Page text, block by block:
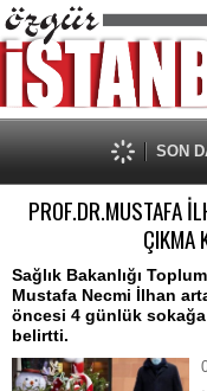
SON
PROF.DR.MUSTAFA
ÇIKMA
Sağlık Bakanlığı
Mustafa Necmi İlhan
öncesi 4 günlük sokağa
belirtti.